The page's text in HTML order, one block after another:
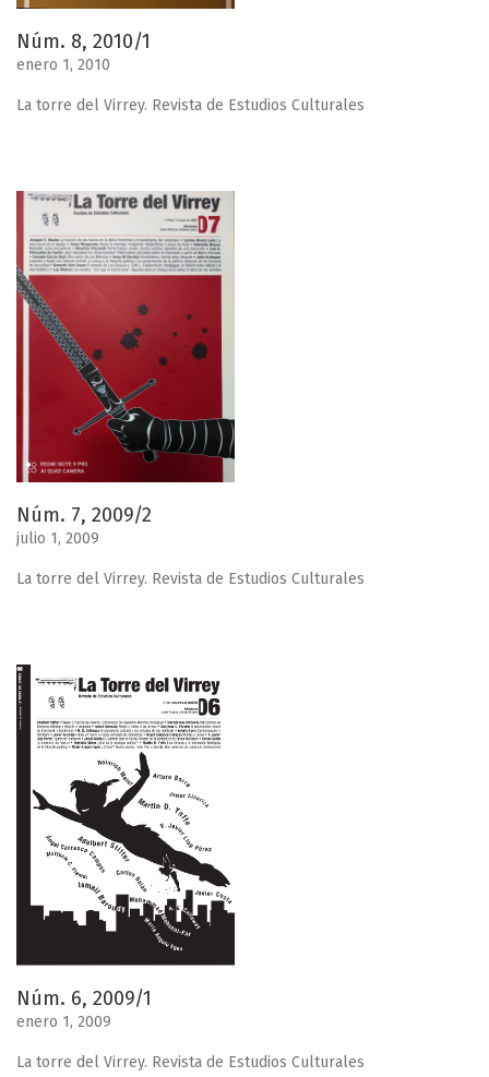
Núm. 8, 2010/1
enero 1, 2010
La torre del Virrey. Revista de Estudios Culturales
Núm. 7, 2009/2
julio 1, 2009
La torre del Virrey. Revista de Estudios Culturales
Núm. 6, 2009/1
enero 1, 2009
La torre del Virrey. Revista de Estudios Culturales